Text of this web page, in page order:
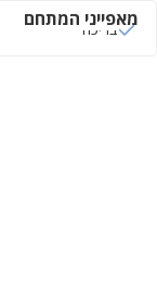
מאפייני המתחם
בריכה